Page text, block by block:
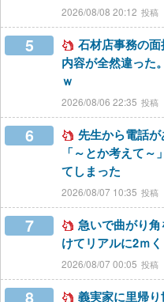
2026/08/08 20:12
5
石材店事務の
内容が全然違った
ｗ
2026/08/06 22:35
6
先生から電話が
「～とか考えて
てしまった
2026/08/07 10:35
7
急いで曲がり
けてリアルに2ｍ
2026/08/07 00:05
8
義実家に里帰